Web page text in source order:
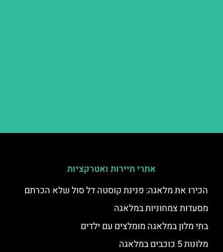
אתרי תיירות ואטרקציות
הכירו את מלאגה: פנינת קוסטה דל סול שלא הכרתם
מסעדות צמחוניות במלאגה
בתי מלון במלאגה מומלצים עם ילדים
מלונות 5 כוכבים במלאגה